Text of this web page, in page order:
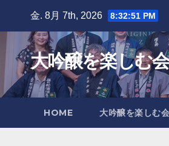
content
金. 8月 7th, 2026 8:32:51 PM
大吟醸を楽しむ会
HOME 大吟醸を楽しむ